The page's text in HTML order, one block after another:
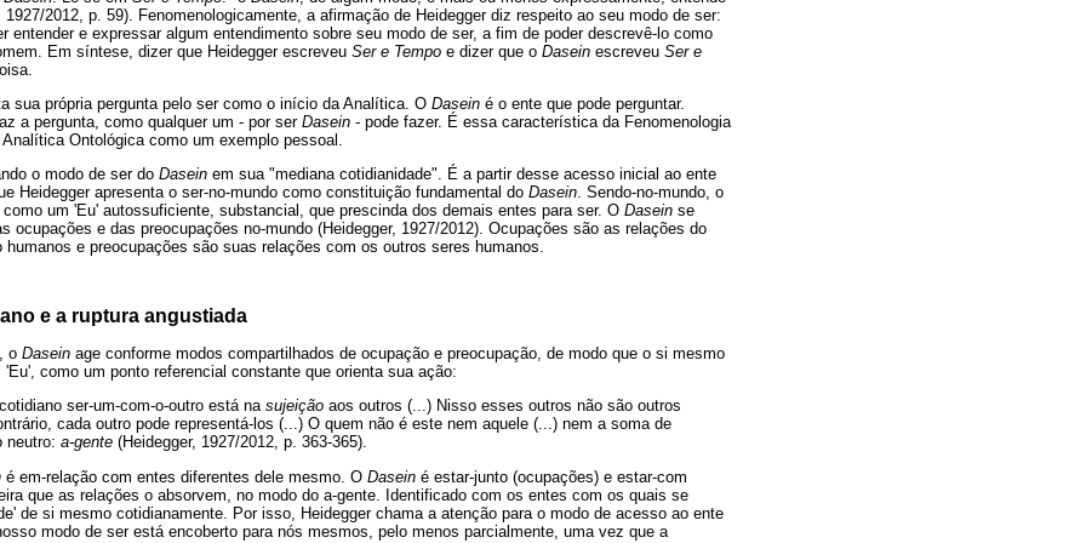
2012, p. 59). Fenomenologicamente, a afirmação de Heidegger diz respeito ao seu modo de ser:
entender e expressar algum entendimento sobre seu modo de ser, a fim de poder descrevê-lo como
Em síntese, dizer que Heidegger escreveu Ser e Tempo e dizer que o Dasein escreveu Ser e
sua própria pergunta pelo ser como o início da Analítica. O Dasein é o ente que pode perguntar.
a pergunta, como qualquer um - por ser Dasein - pode fazer. É essa característica da Fenomenologia
Ontológica como um exemplo pessoal.
o modo de ser do Dasein em sua "mediana cotidianidade". É a partir desse acesso inicial ao ente
Heidegger apresenta o ser-no-mundo como constituição fundamental do Dasein . Sendo-no-mundo, o
um 'Eu' autossuficiente, substancial, que prescinda dos demais entes para ser. O Dasein se
ocupações e das preocupações no-mundo (Heidegger, 1927/2012). Ocupações são as relações do
e preocupações são suas relações com os outros seres humanos.
e a ruptura angustiada
o Dasein age conforme modos compartilhados de ocupação e preocupação, de modo que o si mesmo
como um ponto referencial constante que orienta sua ação:
ser-um-com-o-outro está na sujeição aos outros (...) Nisso esses outros não são outros
cada outro pode representá-los (...) O quem não é este nem aquele (...) nem a soma de
neutro: a-gente (Heidegger, 1927/2012, p. 363-365).
é em-relação com entes diferentes dele mesmo. O Dasein é estar-junto (ocupações) e estar-com
que as relações o absorvem, no modo do a-gente. Identificado com os entes com os quais se
de si mesmo cotidianamente. Por isso, Heidegger chama a atenção para o modo de acesso ao ente
modo de ser está encoberto para nós mesmos, pelo menos parcialmente, uma vez que a